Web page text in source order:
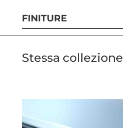
FINITURE
Stessa collezione